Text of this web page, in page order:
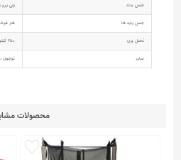
جنس بدنه پلی پرو
جنس پایه ها فلز
تحمل وزن 250 کیلوگرم
سایر نوجوان
محصولات